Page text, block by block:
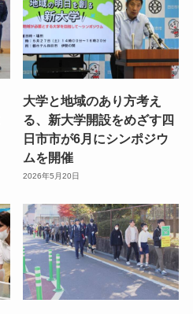
大学と地域のあり方考え
る、新大学開設をめざす四
日市市が6月にシンポジウ
ムを開催
2026年5月20日